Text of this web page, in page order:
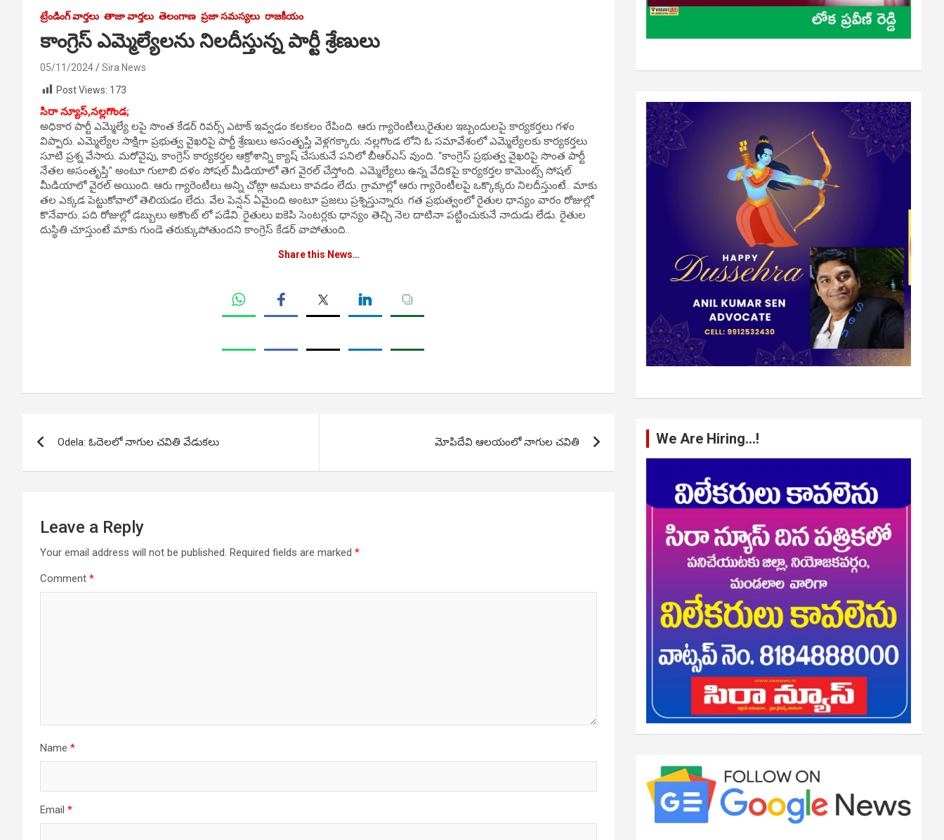
ట్రేండింగ్ వార్తలు తాజా వార్తలు తెలంగాణ ప్రజా సమస్యలు రాజకీయం
కాంగ్రెస్ ఎమ్మెల్యేలను నిలదీస్తున్న పార్టీ శ్రేణులు
05/11/2024
Sira News
Post Views: 173
సిరా న్యూస్,నల్లగొండ;
అధికార పార్టీ ఎమ్మెల్యే లపై సొంత కేడర్ రివర్స్ ఎటాక్ ఇవ్వడం కలకలం రేపింది. ఆరు గ్యారెంటీలు,రైతుల ఇబ్బందులపై కార్యకర్తలు గళం
విప్పారు. ఎమ్మెల్యేల సాక్షిగా ప్రభుత్వ వైఖరిపై పార్టీ శ్రేణులు అసంతృప్తి వెళ్లగక్కారు. నల్లగొండ లోని ఓ సమావేశంలో ఎమ్మెల్యేలకు కార్యకర్తలు
సూటి ప్రశ్న వేసారు. మరోవైపు, కాంగ్రెస్ కార్యకర్తల ఆక్రోశాన్ని క్యాష్ చేసుకునే పనిలో బీఆర్ఎస్ వుంది. “కాంగ్రెస్ ప్రభుత్వ వైఖరిపై సొంత పార్టీ
నేతల అసంతృప్తి” అంటూ గులాబి దళం సోషల్ మీడియాలో తెగ వైరల్ చేస్తోంది. ఎమ్మెల్యేలు ఉన్న వేదికపై కార్యకర్తల కామెంట్స్ సోషల్
మీడియాలో వైరల్ అయింది. ఆరు గ్యారెంటీలు అన్ని చోట్లా అమలు కావడం లేదు. గ్రామాల్లో ఆరు గ్యారెంటీలపై ఒక్కొక్కరు నిలదీస్తుంటే.. మాకు
తల ఎక్కడ పెట్టుకోవాలో తెలియడం లేదు. వేల పెన్షన్ ఏమైంది అంటూ ప్రజలు ప్రశ్నిస్తున్నారు. గత ప్రభుత్వంలో రైతుల ధాన్యం వారం రోజుల్లో
కొనేవారు. పది రోజుల్లో డబ్బులు అకౌంట్ లో పడేవి. రైతులు ఐకెపి సెంటర్లకు ధాన్యం తెచ్చి నెల దాటినా పట్టించుకునే నాదుడు లేడు. రైతుల
దుస్థితి చూస్తుంటే మాకు గుండె తరుక్కుపోతుందని కాంగ్రెస్ కేడర్ వాపోతుంది..
Share this News…
navigation
Odela: ఓదెలలో నాగుల చవితి వేడుకలు మోపిదేవి ఆలయంలో నాగుల చవితి
Leave a Reply
Your email address will not be published. Required fields are marked *
Comment *
Name *
Email *
We Are Hiring…!